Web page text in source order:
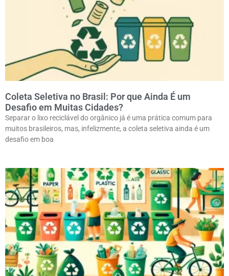
Coleta Seletiva no Brasil: Por que Ainda É um
Desafio em Muitas Cidades?
Separar o lixo reciclável do orgânico já é uma prática comum para
muitos brasileiros, mas, infelizmente, a coleta seletiva ainda é um
desafio em boa